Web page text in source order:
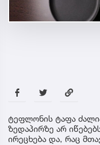
ტეფლონის ტაფა
ზედაპირზე არ
ირეცხება და, რაც